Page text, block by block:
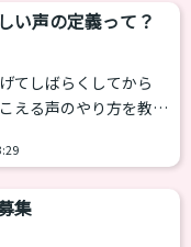
...
女塾
ので、この記事にて事
内容をご紹介します。
日 2016年4月、新宿で
型イベントの「プロパ
て間もないある日のこ
きさん（以下、さつき
い声の定義って？
てしばらくしてから
える声のやり方を教え
た。よくネットだと
の乙女塾は
集